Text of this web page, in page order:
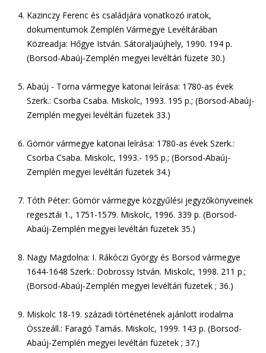
Kazinczy Ferenc és családjára vonatkozó iratok,
dokumentumok Zemplén Vármegye Levéltárában
Közreadja: Hőgye István. Sátoraljaújhely, 1990. 194 p.
(Borsod-Abaúj-Zemplén megyei levéltári füzete 30.)
Abaúj - Torna vármegye katonai leírása: 1780-as évek
Szerk.: Csorba Csaba. Miskolc, 1993. 195 p.; (Borsod-Abaúj-
Zemplén megyei levéltári füzetek 33.)
Gömör vármegye katonai leírása: 1780-as évek Szerk.:
Csorba Csaba. Miskolc, 1993.- 195 p.; (Borsod-Abaúj-
Zemplén megyei levéltári füzetek 34.)
Tóth Péter: Gömör vármegye közgyűlési jegyzőkönyveinek
regesztái 1., 1751-1579. Miskolc, 1996. 339 p. (Borsod-
Abaúj-Zemplén megyei levéltári füzetek 35.)
Nagy Magdolna: I. Rákóczi György és Borsod vármegye
1644-1648 Szerk.: Dobrossy István. Miskolc, 1998. 211 p.;
(Borsod-Abaúj-Zemplén megyei levéltári füzetek ; 36.)
Miskolc 18-19. századi történetének ajánlott irodalma
Összeáll.: Faragó Tamás. Miskolc, 1999. 143 p. (Borsod-
Abaúj-Zemplén megyei levéltári füzetek ; 37.)